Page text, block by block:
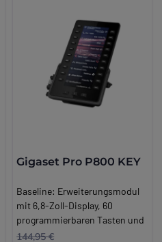
Gigaset Pro P800 KEY
Baseline: Erweiterungsmodul
mit 6,8-Zoll-Display, 60
programmierbaren Tasten und
USB-Anschluss: optimiert die
144,95 €